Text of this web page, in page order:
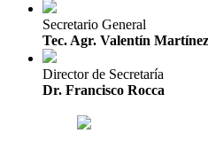
Secretario General
Tec. Agr. Valentín Martínez
Director de Secretaría
Dr. Francisco Rocca